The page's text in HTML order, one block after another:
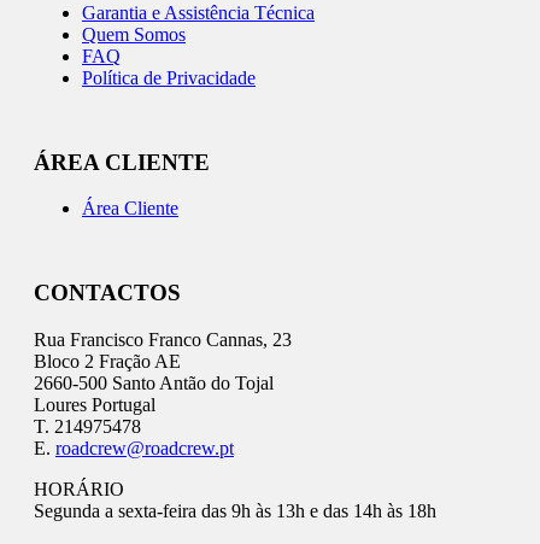
Garantia e Assistência Técnica
Quem Somos
FAQ
Política de Privacidade
ÁREA CLIENTE
Área Cliente
CONTACTOS
Rua Francisco Franco Cannas, 23
Bloco 2 Fração AE
2660-500 Santo Antão do Tojal
Loures Portugal
T. 214975478
E. roadcrew@roadcrew.pt
HORÁRIO
Segunda a sexta-feira das 9h às 13h e das 14h às 18h